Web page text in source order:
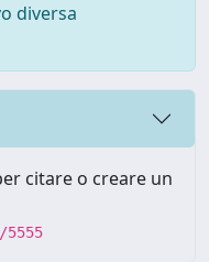
diversa
citare o creare un